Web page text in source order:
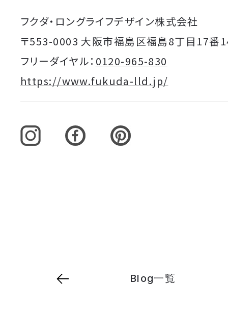
フクダ・ロングライフデザイン株式会社
〒553-0003 大阪市福島区福島8丁目17番
フリーダイヤル： 0120-965-830
https://www.fukuda-lld.jp/
Blog一覧